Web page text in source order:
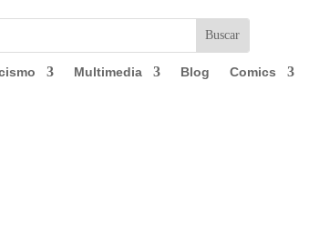
Multimedia Blog Comics